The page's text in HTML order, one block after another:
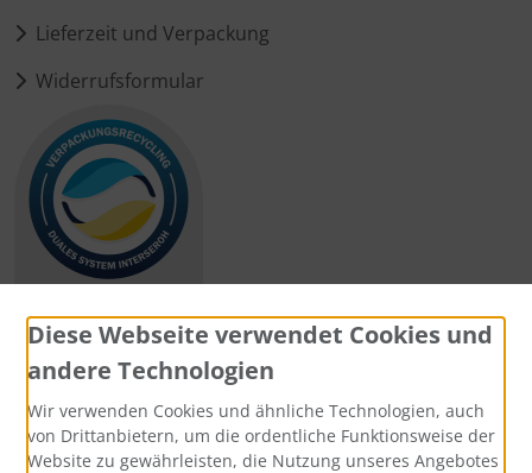
Lieferzeit und Verpackung
Widerrufsformular
Zahlungsmethoden
Diese Webseite verwendet Cookies und
andere Technologien
Wir verwenden Cookies und ähnliche Technologien, auch
von Drittanbietern, um die ordentliche Funktionsweise der
Website zu gewährleisten, die Nutzung unseres Angebotes